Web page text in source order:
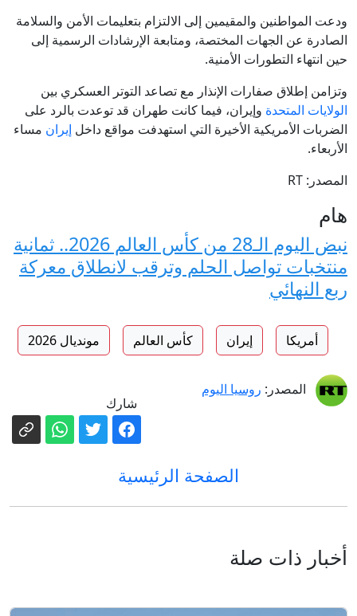
ودعت المواطنين والمقيمين إلى الالتزام بتعليمات الأمن والسلامة
الصادرة عن الجهات المختصة، ومتابعة الإرشادات الرسمية إلى
حين انتهاء التطورات الأمنية.
وتزامن إطلاق صفارات الإنذار مع تصاعد التوتر العسكري بين
الولايات المتحدة وإيران، فيما كانت طهران قد توعدت بالرد على
الضربات الأمريكية الأخيرة التي استهدفت مواقع داخل إيران مساء
الأربعاء.
المصدر: RT
هام
نبض اليوم الـ28 من كأس العالم 2026.. ثمانية
منتخبات تواصل الحلم وترقب لانطلاق معركة
ربع النهائي
أمريكا إيران كأس العالم مونديال 2026
المصدر: روسيا اليوم
شارك
الصفحة الرئيسية
أخبار ذات صلة